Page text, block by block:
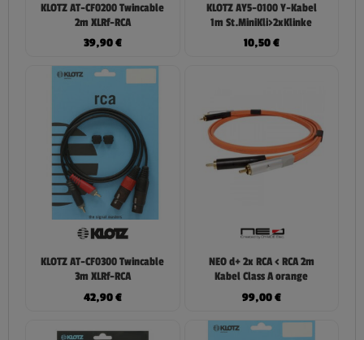
KLOTZ AT-CF0200 Twincable
2m XLRf-RCA
39,90€
KLOTZ AY5-0100 Y-Kabel
1m St.MiniKli>2xKlinke
10,50€
KLOTZ AT-CF0300 Twincable
3m XLRf-RCA
42,90€
NEO d+ 2x RCA < RCA 2m
Kabel Class A orange
99,00€